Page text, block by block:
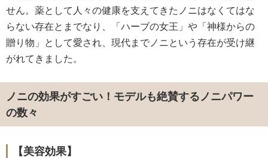
せん。薬として人々の健康を支えてきたノニはなくてはな
らない存在とまでなり、「ハーブの女王」や「神様からの
贈り物」として愛され、現代までノニという存在が受け継
がれてきました。
ノニの効果がすごい！モデルも絶賛するノニパワー
の数々
【美容効果】